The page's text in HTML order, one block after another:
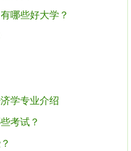
哪些好大学？
学专业介绍
考试？